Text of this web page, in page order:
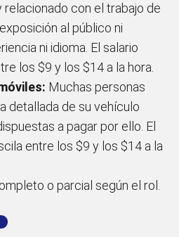
relacionado con el trabajo de
al público ni
ni idioma. El salario
los $9 y los $14 a la hora.
Muchas personas
detallada de su vehículo
a pagar por ello. El
entre los $9 y los $14 a la
o parcial según el rol.